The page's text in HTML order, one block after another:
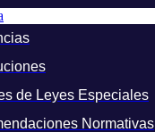
de Leyes Especiales
Normativas